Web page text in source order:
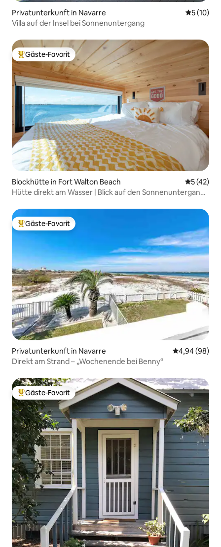
Privatunterkunft in Navarre
5 (10)
Villa auf der Insel bei Sonnenuntergang
Beliebter Gäste-Favorit.
Gäste-Favorit
Blockhütte in Fort Walton Beach
5 (42)
Hütte direkt am Wasser | Blick auf den Sonnenuntergang |
Beliebter Gäste-Favorit.
Gäste-Favorit
Privatunterkunft in Navarre
4,94 (98)
Direkt am Strand – „Wochenende bei Benny“
Beliebter Gäste-Favorit.
Gäste-Favorit